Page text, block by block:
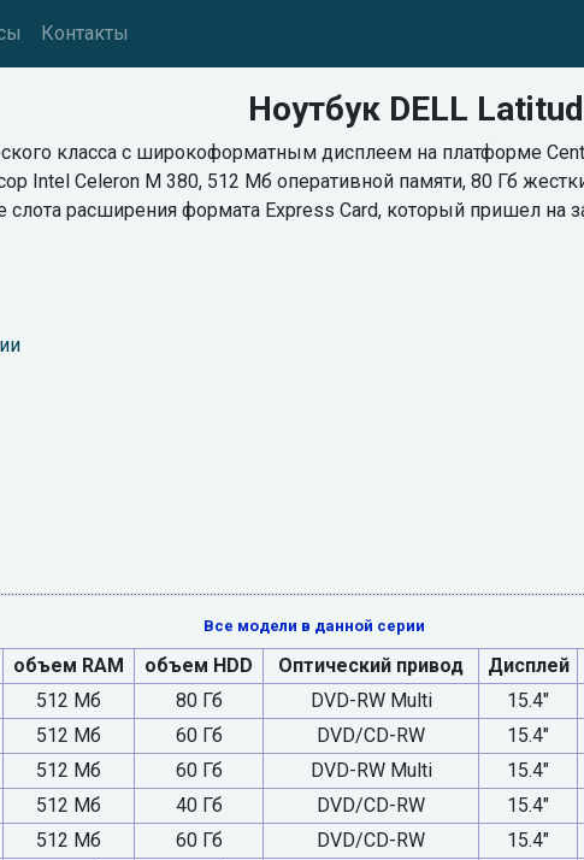
Контакты
Ноутбук DELL
класса с широкоформатным дисплеем на платформе
Intel Celeron M 380, 512 Мб оперативной памяти, 80 Гб
расширения формата Express Card, который пришел на
Все модели в данной серии
объем RAM объем HDD Оптический привод
Дисплей
512 Мб 80 Гб DVD-RW Multi
15.4"
512 Мб 60 Гб DVD/CD-RW
15.4"
512 Мб 60 Гб DVD-RW Multi
15.4"
512 Мб 40 Гб DVD/CD-RW
15.4"
512 Мб 60 Гб DVD/CD-RW
15.4"